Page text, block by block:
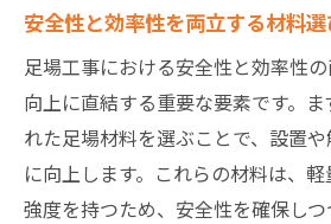
安全性と効率性を両立する材料
足場工事における安全性と効率性
向上に直結する重要な要素です。
れた足場材料を選ぶことで、設置
に向上します。これらの材料は、
強度を持つため、安全性を確保し